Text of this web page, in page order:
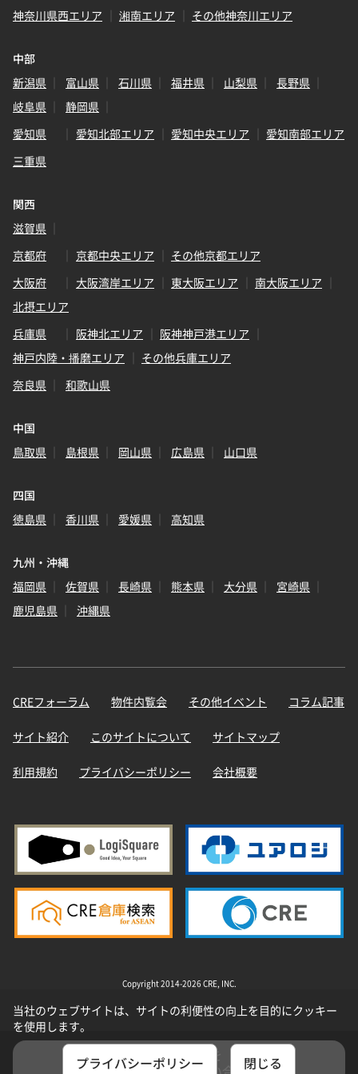
選択した物件を
神奈川県西エリア
湘南エリア その他神奈川エリア
中部
新潟県
富山県 石川県 福井県 山梨県
長野県
岐阜県
静岡県
愛知県
愛知北部エリア 愛知中央エリア
愛知南部エリア
三重県
関西
滋賀県
京都府
京都中央エリア
その他京都エリア
大阪府
大阪湾岸エリア 東大阪エリア
南大阪エリア
北摂エリア
兵庫県
阪神北エリア
阪神神戸港エリア
神戸内陸・播磨エリア
その他兵庫エリア
奈良県
和歌山県
中国
鳥取県
島根県 岡山県 広島県 山口県
四国
徳島県
香川県 愛媛県 高知県
九州・沖縄
福岡県
佐賀県 長崎県 熊本県 大分県
宮崎県
鹿児島県
沖縄県
CREフォーラム 物件内覧会 その他イベント コラム記事
サイト紹介 このサイトについて サイトマップ
利用規約 プライバシーポリシー 会社概要
Copyright 2014-2026 CRE, INC.
当社のウェブサイトは、サイトの利便性の向上を目的にクッキー
を使用します。
プライバシーポリシー 閉じる